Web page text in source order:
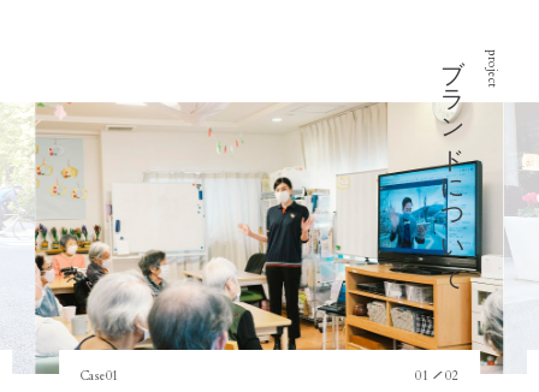
project
ブランドについて
Case01 01
／ 02